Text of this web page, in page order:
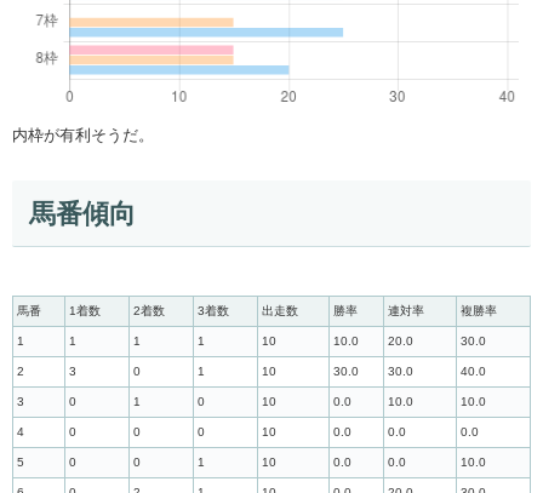
内枠が有利そうだ。
馬番傾向
馬番 1着数 2着数 3着数 出走数 勝率 連対率 複勝率
1 1 1 1 10 10.0 20.0 30.0
2 3 0 1 10 30.0 30.0 40.0
3 0 1 0 10 0.0 10.0 10.0
4 0 0 0 10 0.0 0.0 0.0
5 0 0 1 10 0.0 0.0 10.0